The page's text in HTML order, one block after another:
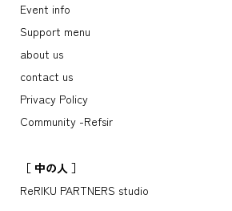
Event info
Support menu
about us
contact us
Privacy Policy
Community -Refsir
［ 中の人 ］
ReRIKU PARTNERS studio